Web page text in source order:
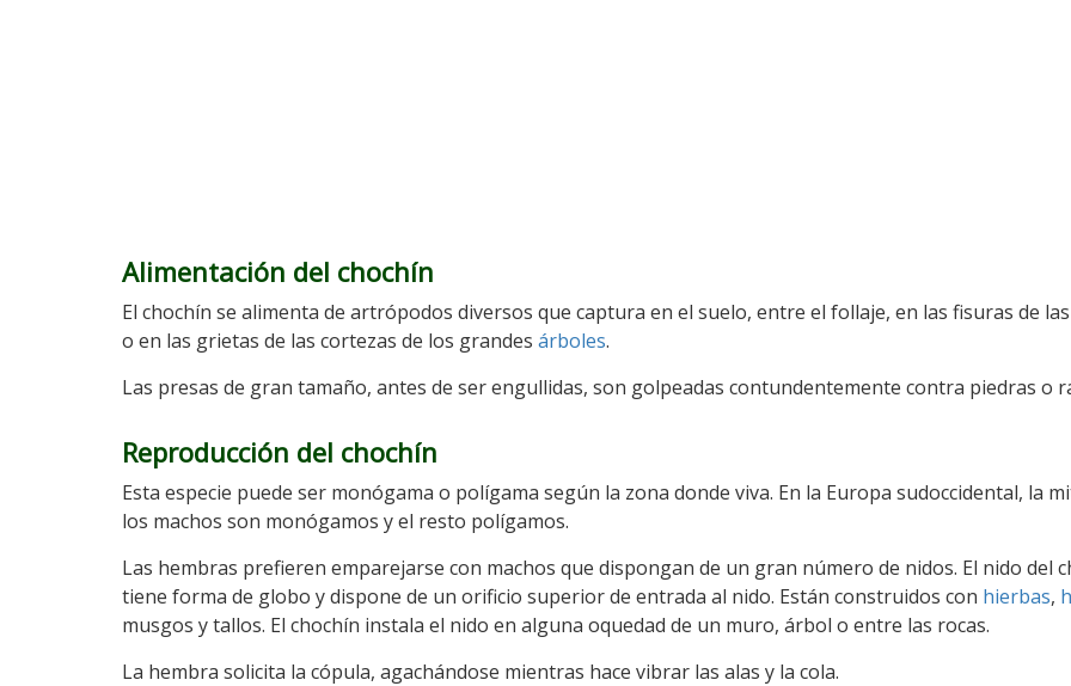
Alimentación del chochín
El chochín se alimenta de artrópodos diversos que captura en el suelo, entre el follaje, en las fisuras de
o en las grietas de las cortezas de los grandes árboles.
Las presas de gran tamaño, antes de ser engullidas, son golpeadas contundentemente contra piedras o
Reproducción del chochín
Esta especie puede ser monógama o polígama según la zona donde viva. En la Europa sudoccidental, la
los machos son monógamos y el resto polígamos.
Las hembras prefieren emparejarse con machos que dispongan de un gran número de nidos. El nido del
tiene forma de globo y dispone de un orificio superior de entrada al nido. Están construidos con hierbas,
musgos y tallos. El chochín instala el nido en alguna oquedad de un muro, árbol o entre las rocas.
La hembra solicita la cópula, agachándose mientras hace vibrar las alas y la cola.